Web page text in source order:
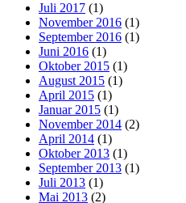
Juli 2017 (1)
November 2016 (1)
September 2016 (1)
Juni 2016 (1)
Oktober 2015 (1)
August 2015 (1)
April 2015 (1)
Januar 2015 (1)
November 2014 (2)
April 2014 (1)
Oktober 2013 (1)
September 2013 (1)
Juli 2013 (1)
Mai 2013 (2)